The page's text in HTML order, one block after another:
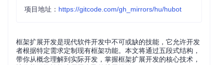
项目地址： https://gitcode.com/gh_mirrors/hu/hubot
框架扩展开发是现代软件开发中不可或缺的技能，它允许开发
者根据特定需求定制现有框架功能。本文将通过五段式结构，
带你从概念理解到实际开发，掌握框架扩展开发的核心技术，